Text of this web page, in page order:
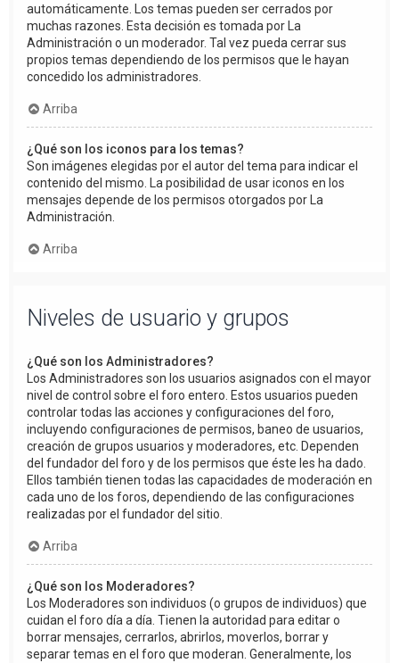
automáticamente. Los temas pueden ser cerrados por
muchas razones. Esta decisión es tomada por La
Administración o un moderador. Tal vez pueda cerrar sus
propios temas dependiendo de los permisos que le hayan
concedido los administradores.
Arriba
¿Qué son los iconos para los temas?
Son imágenes elegidas por el autor del tema para indicar el
contenido del mismo. La posibilidad de usar iconos en los
mensajes depende de los permisos otorgados por La
Administración.
Arriba
Niveles de usuario y grupos
¿Qué son los Administradores?
Los Administradores son los usuarios asignados con el mayor
nivel de control sobre el foro entero. Estos usuarios pueden
controlar todas las acciones y configuraciones del foro,
incluyendo configuraciones de permisos, baneo de usuarios,
creación de grupos usuarios y moderadores, etc. Dependen
del fundador del foro y de los permisos que éste les ha dado.
Ellos también tienen todas las capacidades de moderación en
cada uno de los foros, dependiendo de las configuraciones
realizadas por el fundador del sitio.
Arriba
¿Qué son los Moderadores?
Los Moderadores son individuos (o grupos de individuos) que
cuidan el foro día a día. Tienen la autoridad para editar o
borrar mensajes, cerrarlos, abrirlos, moverlos, borrar y
separar temas en el foro que moderan. Generalmente, los